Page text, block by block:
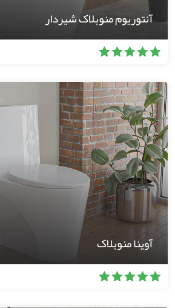
آنتوریوم منوبلاک شیردار
آوینا منوبلاک